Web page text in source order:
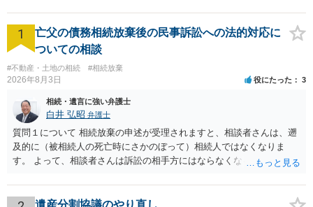
1
亡父の債務相続放棄後の民事訴訟への法的対応に
ついての相談
#不動産・土地の相続 #相続放棄
2026年8月3日 役にたった 3
相続・遺言に強い弁護士
白井 弘昭 弁護士
質問１について 相続放棄の申述が受理されますと、相談者さんは、遡
及的に（被相続人の死亡時にさかのぼって）相続人ではなくなりま
す。 よって、相談者さんは訴訟の相手方にはならなくなるので（明け
理証明を家庭裁判所で取得し、コピーを答弁書に添えて裁判所に提出
してください。 質問２について 請求棄却を求める答弁書を提出すれ
遺産分割協議のやり直し